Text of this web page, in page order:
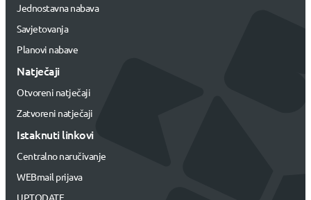
Jednostavna nabava
Savjetovanja
Planovi nabave
Natječaji
Otvoreni natječaji
Zatvoreni natječaji
Istaknuti linkovi
Centralno naručivanje
WEBmail prijava
UPTODATE